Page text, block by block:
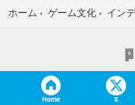
ホーム › ゲーム文化 › イン
Home X